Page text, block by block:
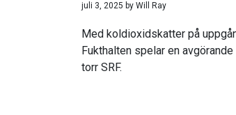
juli 3, 2025 by Will Ray
Med koldioxidskatter på
Fukthalten spelar en
torr SRF.